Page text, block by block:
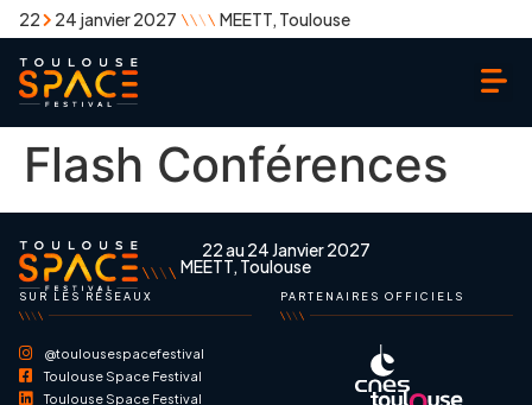
22 24 janvier 2027 MEETT, Toulouse
Flash Conférences
22 au 24 Janvier 2027
MEETT, Toulouse
SUR LES RÉSEAUX
@toulousespacefestival
Toulouse Space Festival
Toulouse Space Festival
PARTENAIRES OFFICIELS